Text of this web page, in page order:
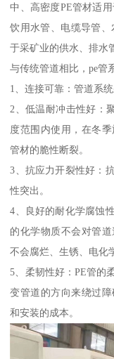
中、高密度PE管材适
饮用水管、电缆导管
于采矿业的供水、排水
与传统管道相比，pe管
1、连接可靠：管道系
2、低温耐冲击性好：
度范围内使用，在冬
管材的脆性断裂。
3、抗应力开裂性好：
性突出。
4、良好的耐化学腐蚀
的化学物质不会对管
不会腐烂、生锈、电化
5、柔韧性好：PE管的
变管道的方向来绕过
和安装的成本。